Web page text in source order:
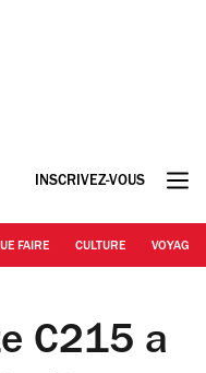
INSCRIVEZ-VOUS
FAIRE CULTURE VOYAGE
C215 a